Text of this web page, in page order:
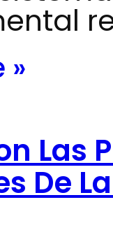
»
Las
De